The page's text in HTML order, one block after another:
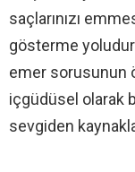
saçlarınızı
gösterme
emer sorusunun
içgüdüsel olarak
sevgiden